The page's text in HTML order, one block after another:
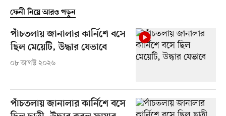
ফেনী নিয়ে আরও পড়ুন
পাঁচতলায় জানালার কার্নিশে বসে
ছিল মেয়েটি, উদ্ধার যেভাবে
০৮ আগস্ট ২০২৬
পাঁচতলায় জানালার কার্নিশে বসে